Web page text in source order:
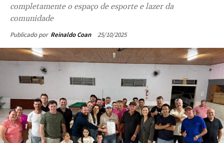
completamente o espaço de esporte e lazer da
comunidade
Publicado por Reinaldo Coan 25/10/2025